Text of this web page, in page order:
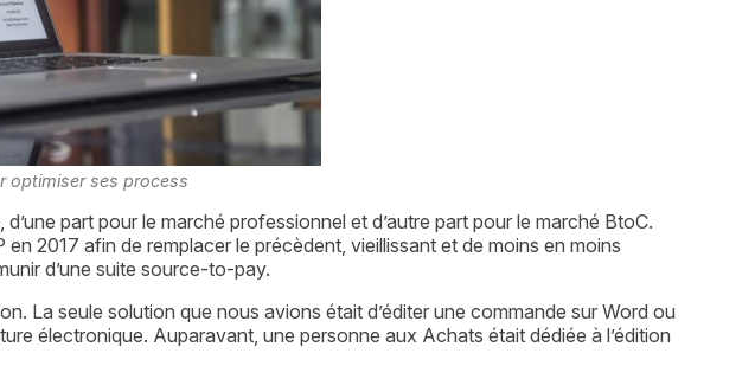
optimiser ses process
part pour le marché professionnel et d’autre part pour le marché BtoC.
2017 afin de remplacer le précèdent, vieillissant et de moins en moins
d’une suite source-to-pay.
La seule solution que nous avions était d’éditer une commande sur Word ou
électronique. Auparavant, une personne aux Achats était dédiée à l’édition